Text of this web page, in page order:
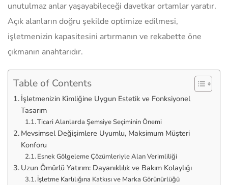
unutulmaz anlar yaşayabileceği davetkar ortamlar yaratır.
Açık alanların doğru şekilde optimize edilmesi,
işletmenizin kapasitesini artırmanın ve rekabette öne
çıkmanın anahtarıdır.
Table of Contents
İşletmenizin Kimliğine Uygun Estetik ve Fonksiyonel
Tasarım
Ticari Alanlarda Şemsiye Seçiminin Önemi
Mevsimsel Değişimlere Uyumlu, Maksimum Müşteri
Konforu
Esnek Gölgeleme Çözümleriyle Alan Verimliliği
Uzun Ömürlü Yatırım: Dayanıklılık ve Bakım Kolaylığı
İşletme Karlılığına Katkısı ve Marka Görünürlüğü